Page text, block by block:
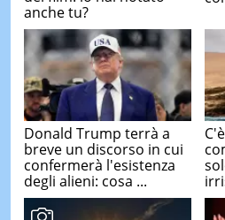
anche tu?
Donald Trump terrà a
breve un discorso in cui
confermerà l'esistenza
degli alieni: cosa ...